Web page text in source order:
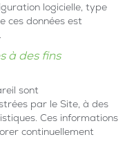
logicielle, type
ces données est
à des fins
sont
par le Site, à des
Ces informations
continuellement